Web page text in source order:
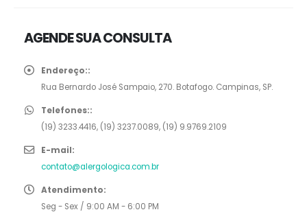
AGENDE SUA CONSULTA
Endereço::
Rua Bernardo José Sampaio, 270. Botafogo. Campinas, SP.
Telefones::
(19) 3233.4416, (19) 3237.0089, (19) 9.9769.2109
E-mail:
contato@alergologica.com.br
Atendimento:
Seg - Sex / 9:00 AM - 6:00 PM